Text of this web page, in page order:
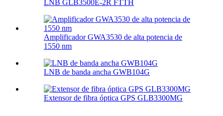
LNB GLB3500E-2R FTTH
Amplificador GWA3530 de alta potencia de
1550 nm
LNB de banda ancha GWB104G
Extensor de fibra óptica GPS GLB3300MG